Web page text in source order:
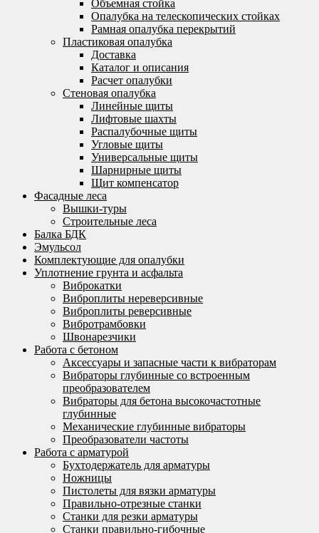
Объемная стойка
Опалубка на телескопических стойках
Рамная опалубка перекрытий
Пластиковая опалубка
Доставка
Каталог и описания
Расчет опалубки
Стеновая опалубка
Линейные щиты
Лифтовые шахты
Распалубочные щиты
Угловые щиты
Универсальные щиты
Шарнирные щиты
Щит компенсатор
Фасадные леса
Вышки-туры
Строительные леса
Балка БДК
Эмульсол
Комплектующие для опалубки
Уплотнение грунта и асфальта
Виброкатки
Виброплиты нереверсивные
Виброплиты реверсивные
Вибротрамбовки
Швонарезчики
Работа с бетоном
Аксессуары и запасные части к вибраторам
Вибраторы глубинные со встроенным
преобразователем
Вибраторы для бетона высокочастотные
глубинные
Механические глубинные вибраторы
Преобразователи частоты
Работа с арматурой
Бухтодержатель для арматуры
Ножницы
Пистолеты для вязки арматуры
Правильно-отрезные станки
Станки для резки арматуры
Станки правильно-гибочные